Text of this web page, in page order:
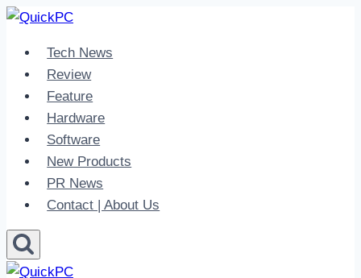
Skip
contentTech News
Review
Feature
Hardware
Software
New Products
PR News
Contact | About Us